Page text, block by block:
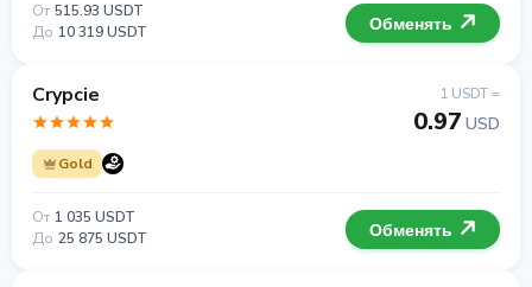
От 515.93 USDT
До 10 319 USDT Обменять
Crypcie
Gold
1 USDT =
0.97 USD
От 1 035 USDT
До 25 875 USDT Обменять